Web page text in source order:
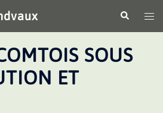
le
SOUS
ET